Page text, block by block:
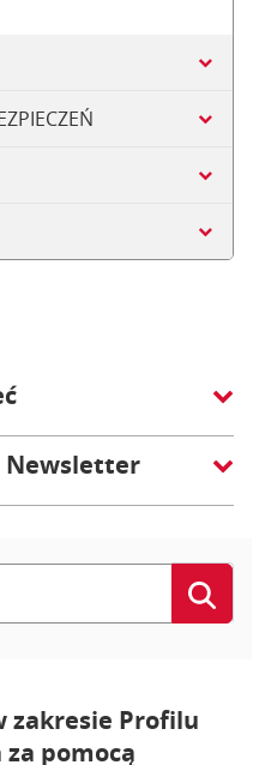
Newsletter
zakresie Profilu
pomocą